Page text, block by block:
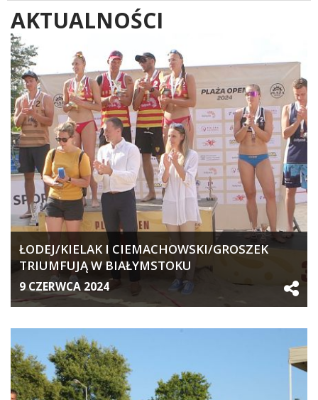
AKTUALNOŚCI
ŁODEJ/KIELAK I CIEMACHOWSKI/GROSZEK
TRIUMFUJĄ W BIAŁYMSTOKU
9 CZERWCA 2024